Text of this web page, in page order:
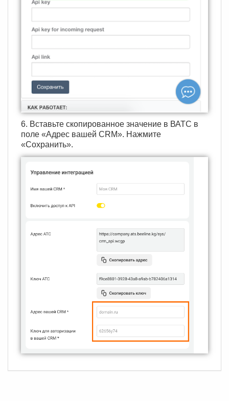
6. Вставьте скопированное значение в ВАТС в
поле «Адрес вашей CRM». Нажмите
«Сохранить».